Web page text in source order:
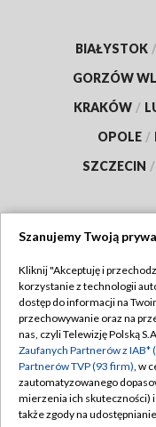
BIAŁYSTOK /
GORZÓW
KRAKÓW /
OPOLE /
SZCZECIN /
Abonament TVP
Emisja w TVP
Centrum informacji
Naziemna
Szanujemy Twoją
Kliknij "Akceptuję i
korzystanie z technologii
dostęp do informacji na
przechowywanie oraz na
nas, czyli Telewizję Polską
Zaufanych Partnerów z IAB*
Partnerów TVP (93 firm), w
zautomatyzowanego
mierzenia ich skuteczności)
także zgody na